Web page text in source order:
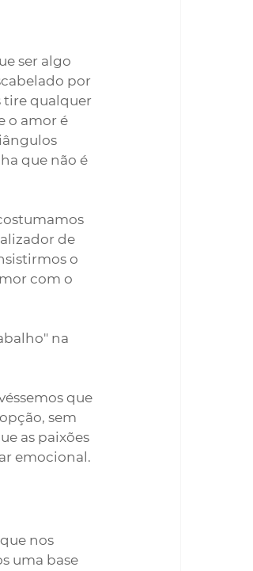
ser algo
por
tire qualquer
o amor é
que não é
de
o
com o
na
que
sem
as paixões
emocional.
nos
uma base